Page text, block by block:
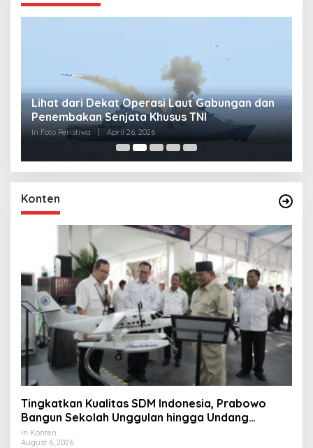
Lihat dari Dekat Operasi Laut Gabungan dan
Penembakan Senjata Khusus TNI
In Foto Peristiwa | April 26, 2026
Konten
Tingkatkan Kualitas SDM Indonesia, Prabowo
Bangun Sekolah Unggulan hingga Undang
Universitas Terbaik Dunia
In Konten
August 6, 2026